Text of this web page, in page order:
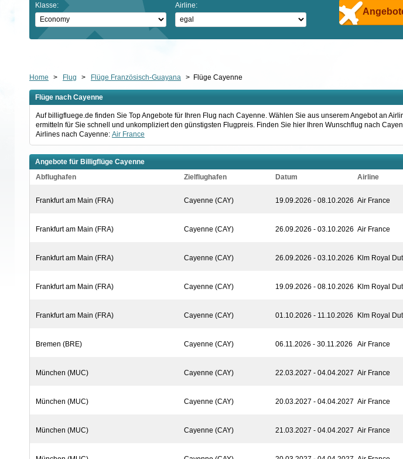
Klasse: Airline:
Home > Flug > Flüge Französisch-Guayana > Flüge Cayenne
Flüge nach Cayenne
Auf billigfluege.de finden Sie Top Angebote für Ihren Flug nach Cayenne. Wählen Sie aus unserem Angebot an
ermitteln für Sie schnell und unkompliziert den günstigsten Flugpreis. Finden Sie hier Ihren Wunschflug nach
Airlines nach Cayenne: Air France
Angebote für Billigflüge Cayenne
Abflughafen
Zielflughafen Datum Airline
Frankfurt am Main (FRA) Cayenne (CAY) 19.09.2026 - 08.10.2026 Air France
Frankfurt am Main (FRA) Cayenne (CAY) 26.09.2026 - 03.10.2026 Air France
Frankfurt am Main (FRA) Cayenne (CAY) 26.09.2026 - 03.10.2026 Klm Royal
Frankfurt am Main (FRA) Cayenne (CAY) 19.09.2026 - 08.10.2026 Klm Royal
Frankfurt am Main (FRA) Cayenne (CAY) 01.10.2026 - 11.10.2026 Klm Royal
Bremen (BRE) Cayenne (CAY) 06.11.2026 - 30.11.2026 Air France
München (MUC) Cayenne (CAY) 22.03.2027 - 04.04.2027 Air France
München (MUC) Cayenne (CAY) 20.03.2027 - 04.04.2027 Air France
München (MUC) Cayenne (CAY) 21.03.2027 - 04.04.2027 Air France